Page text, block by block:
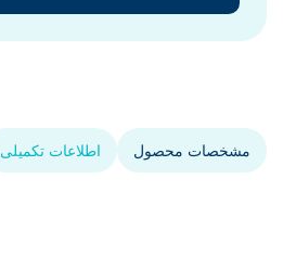
مشخصات محصول اطلاعات تکمیلی